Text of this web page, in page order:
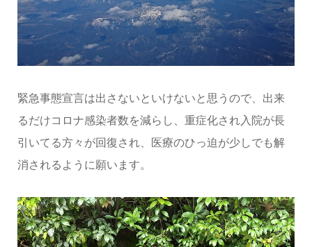
緊急事態宣言は出さないといけないと思うので、出来
るだけコロナ感染者数を減らし、重症化され入院が長
引いてる方々が回復され、医療のひっ迫が少しでも解
消されるように願います。